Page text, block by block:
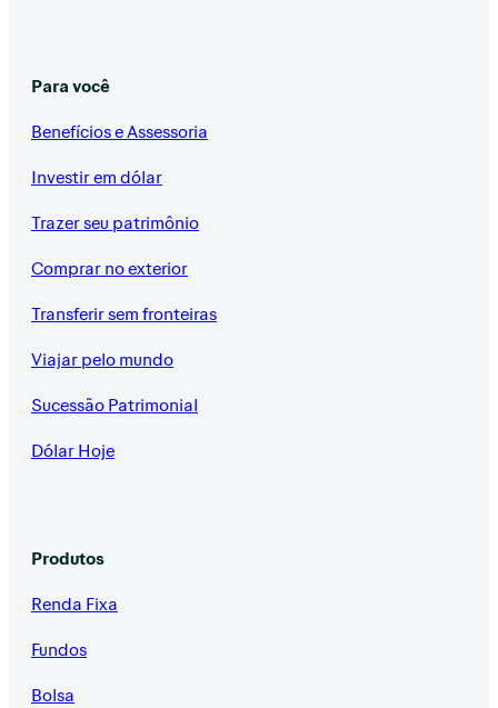
Para você
Benefícios e Assessoria
Investir em dólar
Trazer seu patrimônio
Comprar no exterior
Transferir sem fronteiras
Viajar pelo mundo
Sucessão Patrimonial
Dólar Hoje
Produtos
Renda Fixa
Fundos
Bolsa